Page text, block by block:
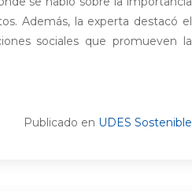
Además, la experta destacó el
sociales que promueven la
Publicado en UDES Sostenible